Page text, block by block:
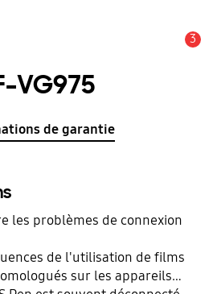
3
VG975
de garantie
les problèmes de connexion
de l'utilisation de films
sur les appareils